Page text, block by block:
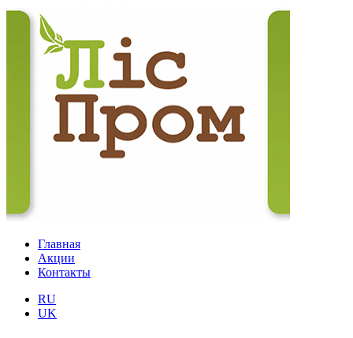
Главная
Акции
Контакты
RU
UK